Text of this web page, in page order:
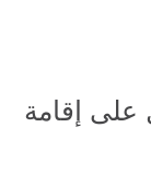
على إقامة